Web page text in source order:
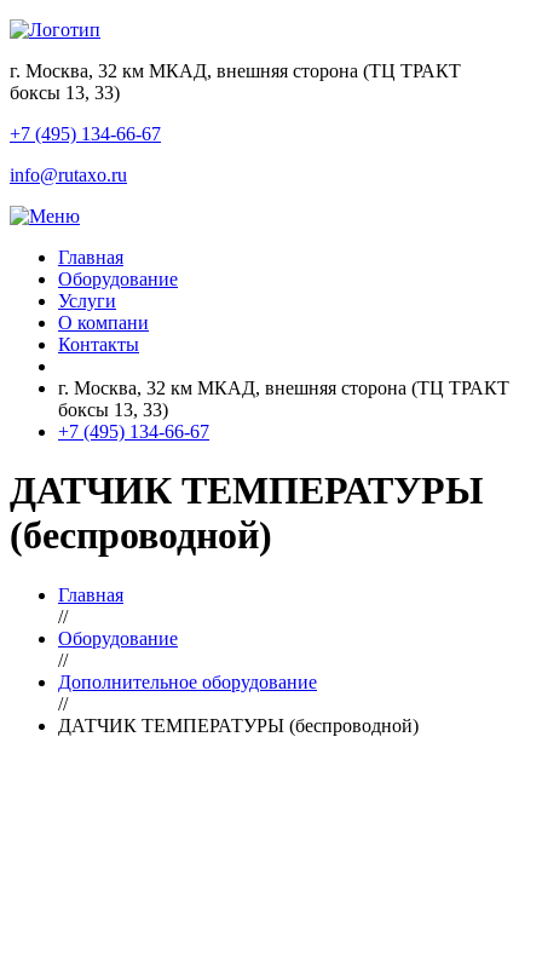
г. Москва, 32 км МКАД, внешняя сторона (ТЦ ТРАКТ
боксы 13, 33)
+7 (495) 134-66-67
info@rutaxo.ru
Главная
Оборудование
Услуги
О компани
Контакты
г. Москва, 32 км МКАД, внешняя сторона (ТЦ ТРАКТ
боксы 13, 33)
+7 (495) 134-66-67
ДАТЧИК ТЕМПЕРАТУРЫ
(беспроводной)
Главная
//
Оборудование
//
Дополнительное оборудование
//
ДАТЧИК ТЕМПЕРАТУРЫ (беспроводной)